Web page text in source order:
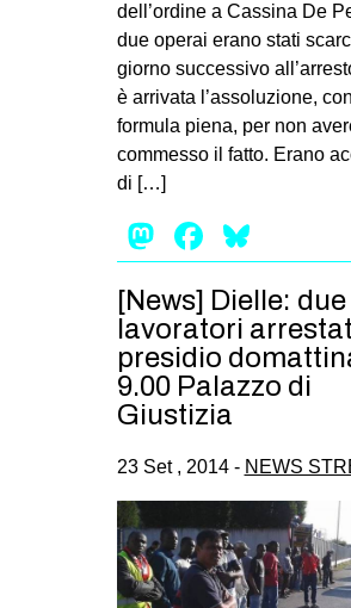
ESTREMO ORIENTE
MEDIO ORIENTE
MONDO
tw
bsky
SEARCH
dell’ordine a Cassina De
due operai erano stati
giorno successivo
è arrivata l’assoluzione, con
formula piena, per non
commesso il fatto. Erano
di […]
Mastodon
[News] Dielle: due
lavoratori
presidio
9.00 Palazzo di
Giustizia
23 Set , 2014 - NEWS